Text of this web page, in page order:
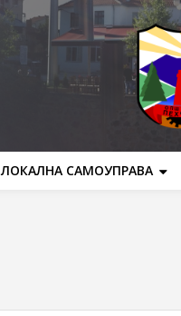
ЛОКАЛНА САМОУПРАВА